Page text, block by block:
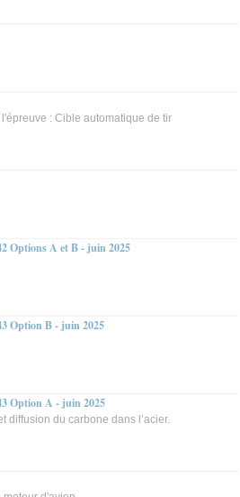
: Cible automatique de tir
Options A et B - juin 2025
Option B - juin 2025
Option A - juin 2025
diffusion du carbone dans l’acier.